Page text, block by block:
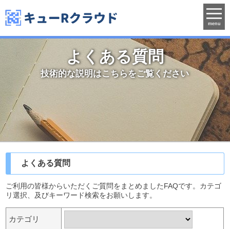
menu
よくある質問
技術的な説明はこちらをご覧ください
よくある質問
ご利用の皆様からいただくご質問をまとめましたFAQです。カテゴ
リ選択、及びキーワード検索をお願いします。
カテゴリ